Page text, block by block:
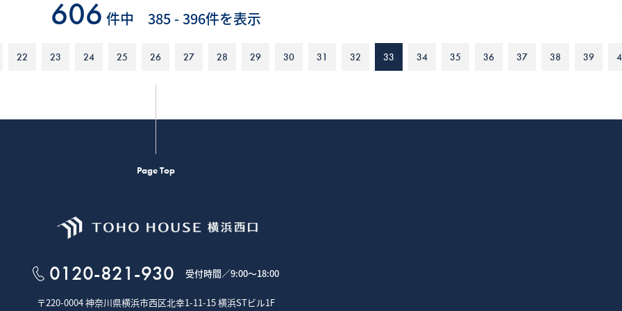
606 件中 385 - 396件を表示
22 23 24 25 26 27 28 29 30 31 32 33 34 35 36 37 38 39
Page Top
0120-821-930 受付時間／9:00～18:00
〒220-0004 神奈川県横浜市西区北幸1-11-15横浜STビル1F